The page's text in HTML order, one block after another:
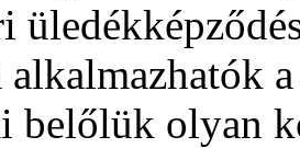
belőlük olyan